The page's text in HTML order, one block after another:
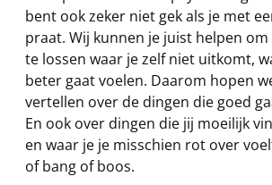
bent ook zeker niet gek als je met
praat. Wij kunnen je juist helpen
te lossen waar je zelf niet uitkomt,
beter gaat voelen. Daarom hopen
vertellen over de dingen die goed
En ook over dingen die jij moeilijk
en waar je je misschien rot over
of bang of boos.